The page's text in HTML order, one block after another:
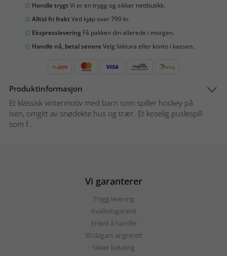
Handle trygtVi er en trygg og sikker nettbutikk.
Alltid fri fraktVed kjøp over 799 kr.
Ekspresslevering Få pakken din allerede i morgen.
Handle nå, betal senereVelg faktura eller konto i kassen.
Produktinformasjon
Et klassisk vintermotiv med barn som spiller hockey på
isen, omgitt av snødekte hus og trær. Et koselig puslespill
som f...
Vi garanterer
Trygg levering
Kvalitetsgaranti
Enkelt å handle
30 dagars angrerett
Sikker betaling